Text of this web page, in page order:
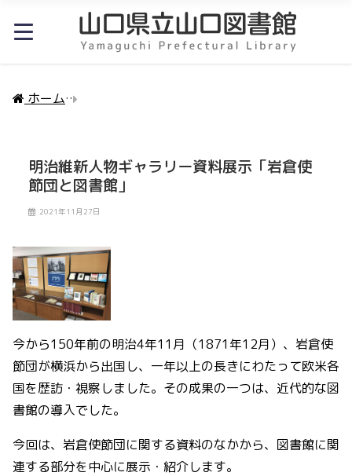
ホーム
明治維新人物ギャラリー資料展示「岩倉使
節団と図書館」
2021年11月27日
今から150年前の明治4年11月（1871年12月）、岩倉使
節団が横浜から出国し、一年以上の長きにわたって欧米各
国を歴訪・視察しました。その成果の一つは、近代的な図
書館の導入でした。
今回は、岩倉使節団に関する資料のなかから、図書館に関
連する部分を中心に展示・紹介します。